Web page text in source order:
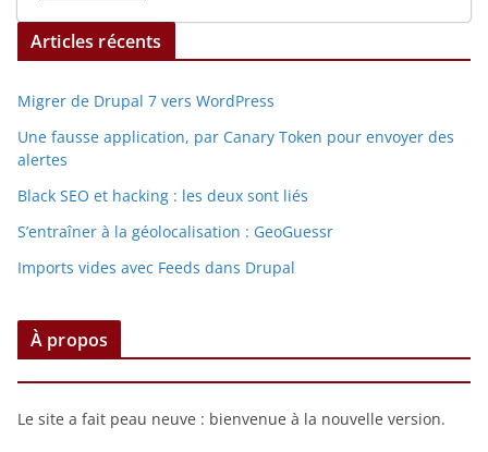
Articles récents
Migrer de Drupal 7 vers WordPress
Une fausse application, par Canary Token pour envoyer des
alertes
Black SEO et hacking : les deux sont liés
S’entraîner à la géolocalisation : GeoGuessr
Imports vides avec Feeds dans Drupal
À propos
Le site a fait peau neuve : bienvenue à la nouvelle version.